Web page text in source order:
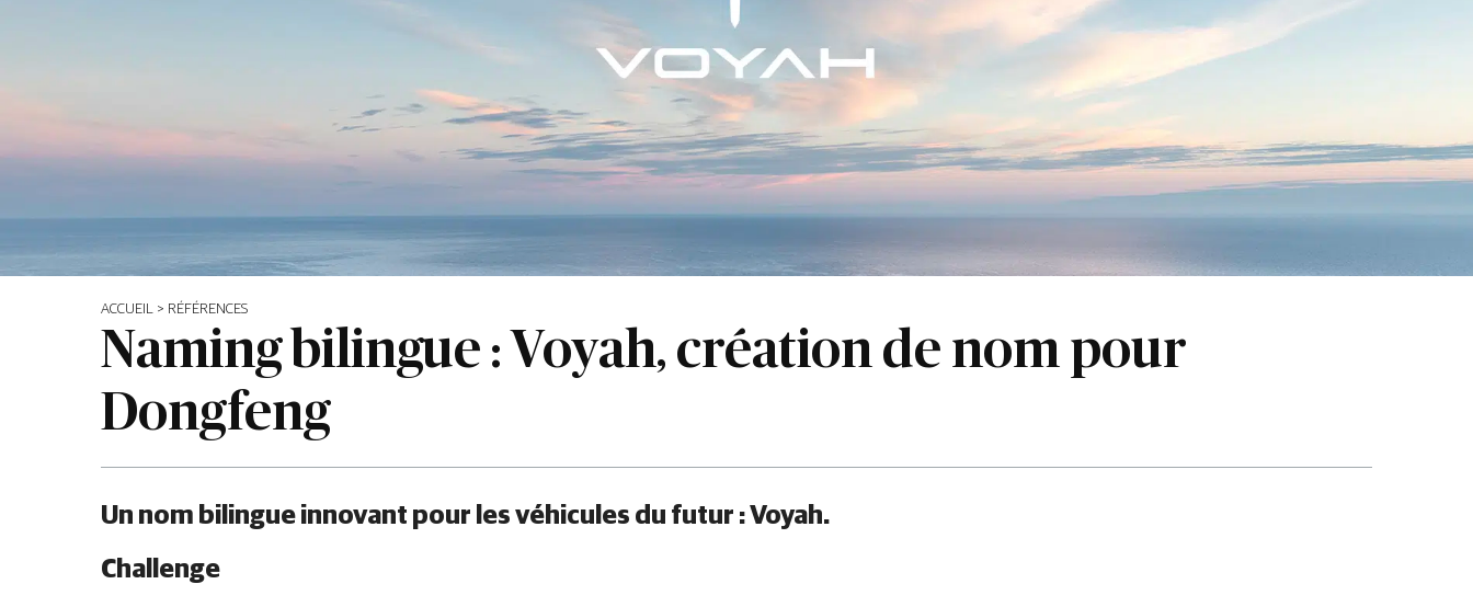
ACCUEIL > RÉFÉRENCES
Naming bilingue : Voyah, création de nom pour
Dongfeng
Un nom bilingue innovant pour les véhicules du futur : Voyah.
Challenge